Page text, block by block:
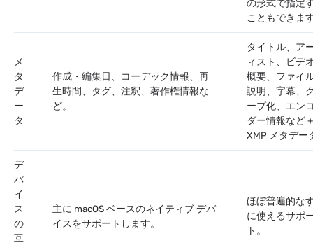
の形式で指定
こともできま
メ
タ
デ
ー
タ
作成・編集日、コーデック情報、再
生時間、タグ、注釈、著作権情報な
ど。
タイトル、ア
ィスト、ビデ
概要、ファイ
説明、字幕、
ープ化、エン
ダー情報など +
XMP メタデー
デ
バ
イ
ス
の
互
主に macOS ベースのネイティブ デバ
イスをサポートします。
ほぼ普遍的な
に使えるサポ
ト。